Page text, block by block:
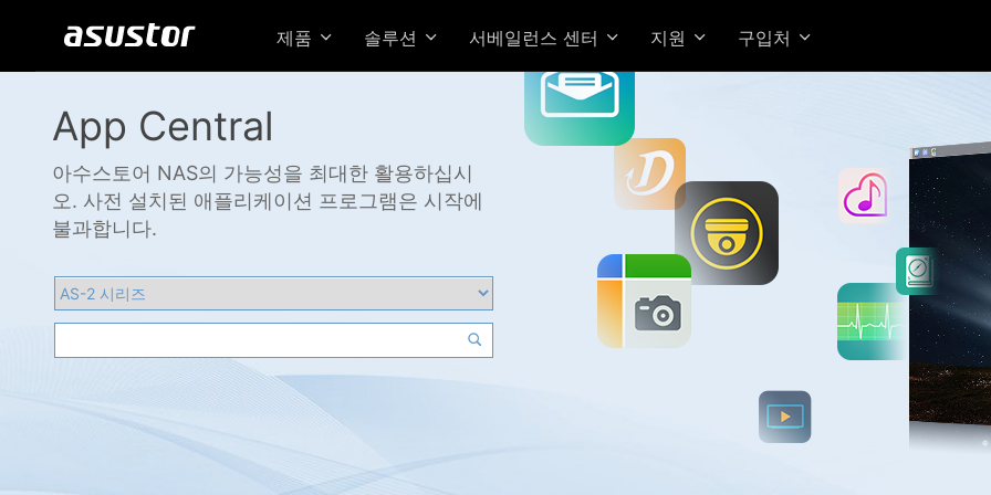
제품 솔루션 서베일런스 센터 지원 구입처
App Central
아수스토어 NAS의 가능성을 최대한 활용하십시
오. 사전 설치된 애플리케이션 프로그램은 시작에
불과합니다.